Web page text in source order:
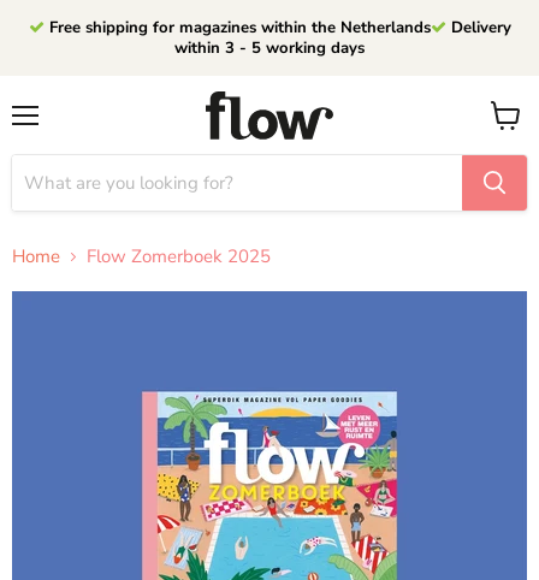
Free shipping for magazines within the Netherlands
Delivery
within 3 - 5 working days
View
cart
Home Flow Zomerboek 2025